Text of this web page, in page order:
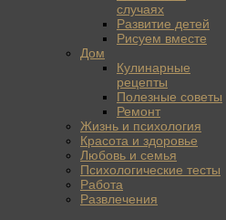
случаях
Развитие детей
Рисуем вместе
Дом
Кулинарные
рецепты
Полезные советы
Ремонт
Жизнь и психология
Красота и здоровье
Любовь и семья
Психологические тесты
Работа
Развлечения